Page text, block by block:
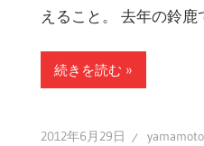
えること。 去年の鈴
続きを読む
2012年6月29日 yamamoto